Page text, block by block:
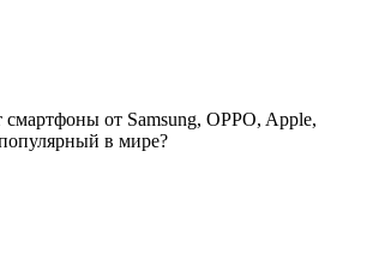
от Samsung, OPPO, Apple,
в мире?